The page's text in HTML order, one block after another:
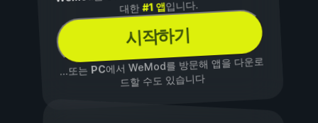
대한#1 앱입니다.
시작하기
...또는PC에서 WeMod를 방문해 앱을 다운로
드할 수도 있습니다